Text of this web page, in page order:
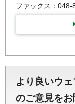
ファックス：048-
より良いウ
のご意見を